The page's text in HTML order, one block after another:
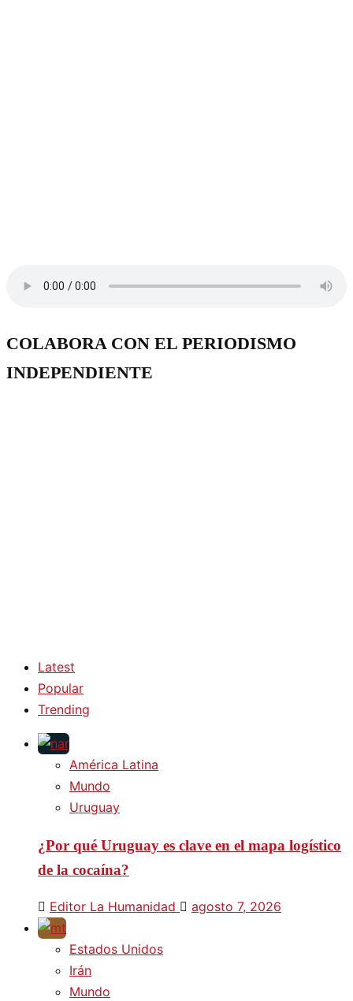
COLABORA CON EL PERIODISMO
INDEPENDIENTE
Latest
Popular
Trending
América Latina
Mundo
Uruguay
¿Por qué Uruguay es clave en el mapa logístico
de la cocaína?
Editor La Humanidad agosto 7, 2026
Estados Unidos
Irán
Mundo